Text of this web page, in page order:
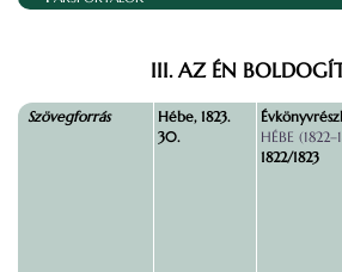
III. AZ ÉN
Szövegforrás
Hébe, 1823.
30.
HÉBE
1822/1823